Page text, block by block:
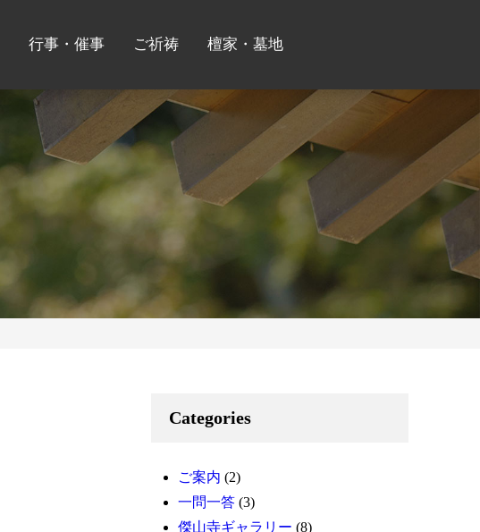
行事・催事 ご祈祷 檀家・墓地
Categories
ご案内 (2)
一問一答 (3)
傑山寺ギャラリー (8)